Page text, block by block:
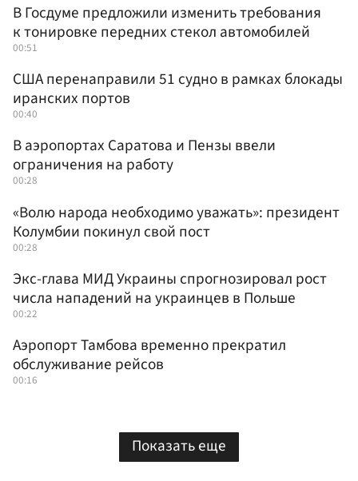
В Госдуме предложили изменить требования
к тонировке передних стекол автомобилей
00:51
США перенаправили 51 судно в рамках блокады
иранских портов
00:40
В аэропортах Саратова и Пензы ввели
ограничения на работу
00:28
«Волю народа необходимо уважать»: президент
Колумбии покинул свой пост
00:28
Экс-глава МИД Украины спрогнозировал рост
числа нападений на украинцев в Польше
00:22
Аэропорт Тамбова временно прекратил
обслуживание рейсов
00:16
Показать еще